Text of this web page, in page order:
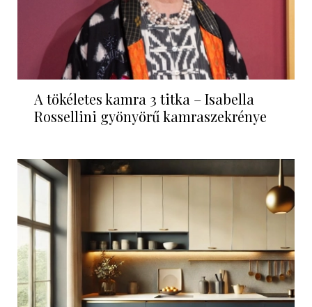
A tökéletes kamra 3 titka – Isabella
Rossellini gyönyörű kamraszekrénye